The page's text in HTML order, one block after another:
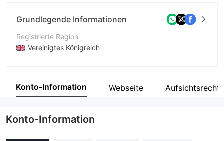
Grundlegende Informationen
Registrierte Region
Vereinigtes Königreich
Unternehmen
Konto-Information Webseite
Konto-Information